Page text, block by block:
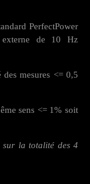
PerfectPower
externe de 10 Hz
mesures <= 0,5
sens <= 1% soit
la totalité des 4